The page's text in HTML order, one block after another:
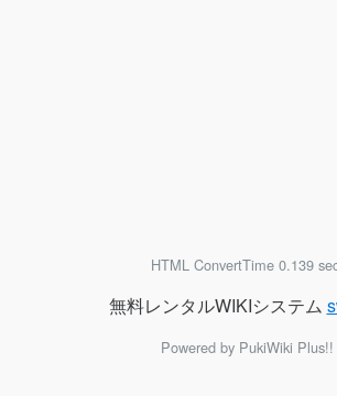
HTML ConvertTime 0.139
無料レンタルWIKIシステム
Powered by PukiWiki Plus!!